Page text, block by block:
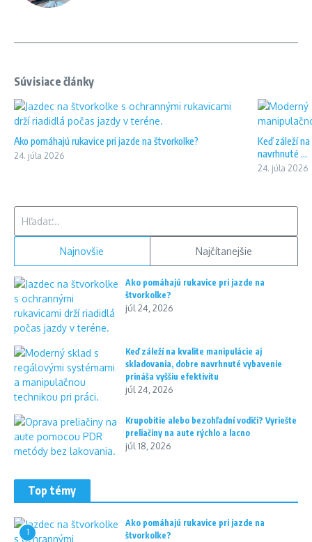
Súvisiace články
Ako pomáhajú rukavice pri jazde na štvorkolke?
24. júla 2026
Keď záleží
navrhnuté ...
24. júla 2026
Najnovšie Najčítanejšie
Ako pomáhajú rukavice pri jazde na
štvorkolke?
júl 24, 2026
Keď záleží na kvalite manipulácie aj
skladovania, dobre navrhnuté vybavenie
prináša vyššiu efektivitu
júl 24, 2026
Krupobitie alebo bezohľadní vodiči? Vyriešte
preliačiny na aute rýchlo a lacno
júl 18, 2026
Top témy
1
Ako pomáhajú rukavice pri jazde na
štvorkolke?